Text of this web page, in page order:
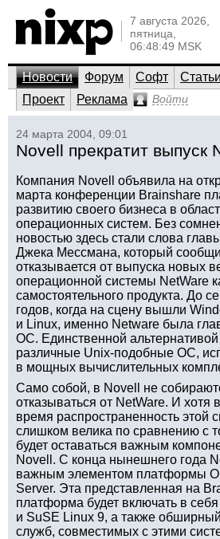
7 августа 2026,
пятница,
06:48:49 MSK
Новости Форум Софт Статьи
Проект
Реклама Войти
24 марта 2004, 09:01
Novell прекратит выпуск
Компания Novell объявила на
марта конференции Brainshare
развитию своего бизнеса в
операционных систем. Без
новостью здесь стали слова
Джека Мессмана, который
отказывается от выпуска новых
операционной системы NetWare
самостоятельного продукта. До
годов, когда на сцену вышли
и Linux, именно Netware была
ОС. Единственной
различные Unix-подобные ОС,
в мощных вычислительных
Само собой, в Novell не
отказываться от NetWare. И хотя
время распространенность этой
слишком велика по сравнению с
будет оставаться важным
Novell. С конца нынешнего года
важным элементом платформы
Server. Эта представленная на
платформа будет включать в
и SuSE Linux 9, а также
служб, совместимых с этими